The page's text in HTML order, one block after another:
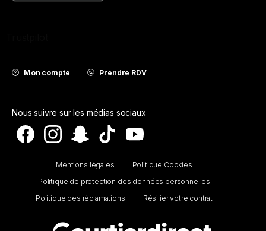
Mon compte Prendre RDV
Nous suivre sur les médias sociaux
Mentions légales
Politique Cookies
Politique de protection des données personnelles
Politique des réclamations
Résilier votre contrat